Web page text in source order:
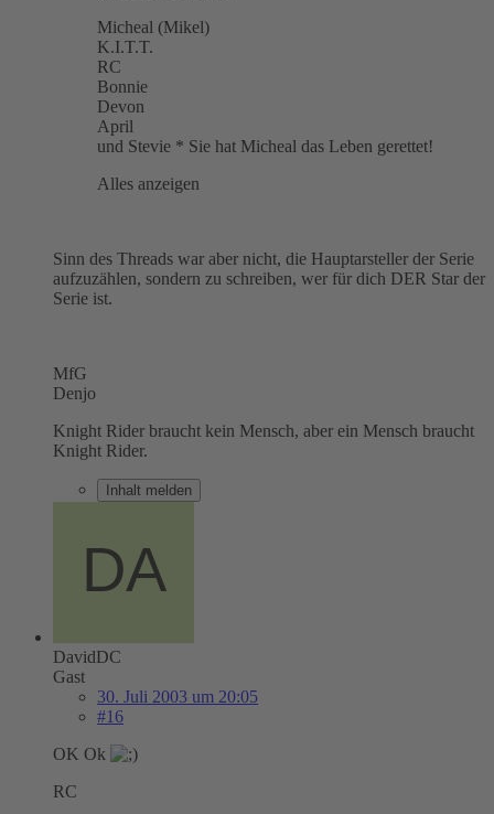
Micheal (Mikel)
K.I.T.T.
RC
Bonnie
Devon
April
und Stevie * Sie hat Micheal das Leben gerettet!
Alles anzeigen
Sinn des Threads war aber nicht, die Hauptarsteller der Serie
aufzuzählen, sondern zu schreiben, wer für dich DER Star der
Serie ist.
MfG
Denjo
Knight Rider braucht kein Mensch, aber ein Mensch braucht
Knight Rider.
Inhalt melden
DavidDC
Gast
30. Juli 2003 um 20:05
#16
OK Ok
RC